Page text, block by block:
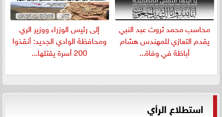
​محاسب محمد ثروت عبد النبي
يقدم التعازي للمهندس هشام
أباظة في وفاة...
إلى رئيس الوزراء ووزير الري
ومحافظة الوادي الجديد: أنقذوا
200 أسرة يقتلها...
استطلاع الرأي